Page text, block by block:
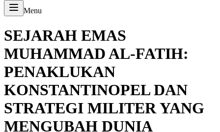
Menu
SEJARAH EMAS
MUHAMMAD AL-FATIH:
PENAKLUKAN
KONSTANTINOPEL DAN
STRATEGI MILITER YANG
MENGUBAH DUNIA